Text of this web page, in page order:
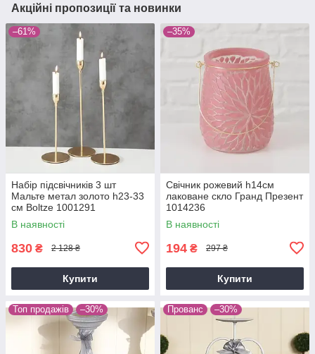
Акційні пропозиції та новинки
–61%
Набір підсвічників 3 шт
Мальте метал золото h23-33
см Boltze 1001291
В наявності
830 ₴ 2 128 ₴
Купити
–35%
Свічник рожевий h14см
лаковане скло Гранд Презент
1014236
В наявності
194 ₴ 297 ₴
Купити
Топ продажів –30% Прованс –30%